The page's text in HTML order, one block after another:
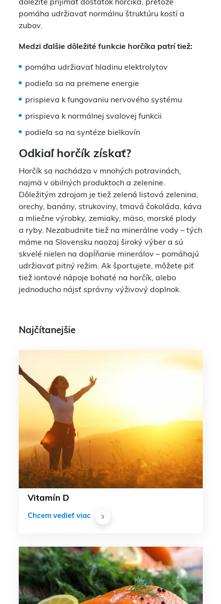
dôležité prijímať dostatok horčíka, pretože
pomáha udržiavať normálnu štruktúru kostí a
zubov.
Medzi ďalšie dôležité funkcie horčíka patrí tiež:
pomáha udržiavať hladinu elektrolytov
podieľa sa na premene energie
prispieva k fungovaniu nervového systému
prispieva k normálnej svalovej funkcii
podieľa sa na syntéze bielkovín
Odkiaľ horčík získať?
Horčík sa nachádza v mnohých potravinách,
najmä v obilných produktoch a zelenine.
Dôležitým zdrojom je tiež zelená listová zelenina,
orechy, banány, strukoviny, tmavá čokoláda, káva
a mliečne výrobky, zemiaky, mäso, morské plody
a ryby. Nezabudnite tiež na minerálne vody – tých
máme na Slovensku naozaj široký výber a sú
skvelé nielen na dopĺňanie minerálov – pomáhajú
udržiavať pitný režim. Ak športujete, môžete piť
tiež iontové nápoje bohaté na horčík, alebo
jednoducho nájsť správny výživový doplnok.
Najčítanejšie
Vitamín D
Chcem vedieť viac